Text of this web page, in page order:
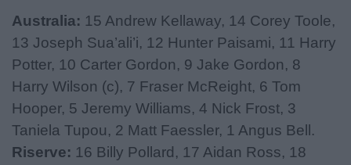
Australia: 15 Andrew Kellaway, 14 Corey Toole,
13 Joseph Sua’ali’i, 12 Hunter Paisami, 11 Harry
Potter, 10 Carter Gordon, 9 Jake Gordon, 8
Harry Wilson (c), 7 Fraser McReight, 6 Tom
Hooper, 5 Jeremy Williams, 4 Nick Frost, 3
Taniela Tupou, 2 Matt Faessler, 1 Angus Bell.
Riserve: 16 Billy Pollard, 17 Aidan Ross, 18